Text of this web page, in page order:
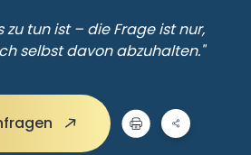
zu tun ist – die Frage ist nur,
selbst davon abzuhalten."